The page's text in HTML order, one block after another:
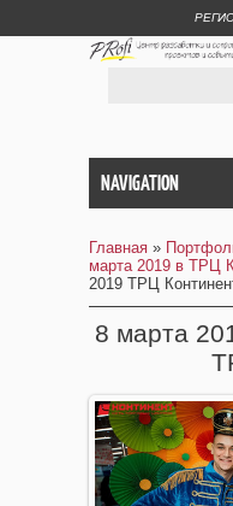
NAVIGATION
Главная »
марта 2019 в ТРЦ
2019 ТРЦ
8 марта